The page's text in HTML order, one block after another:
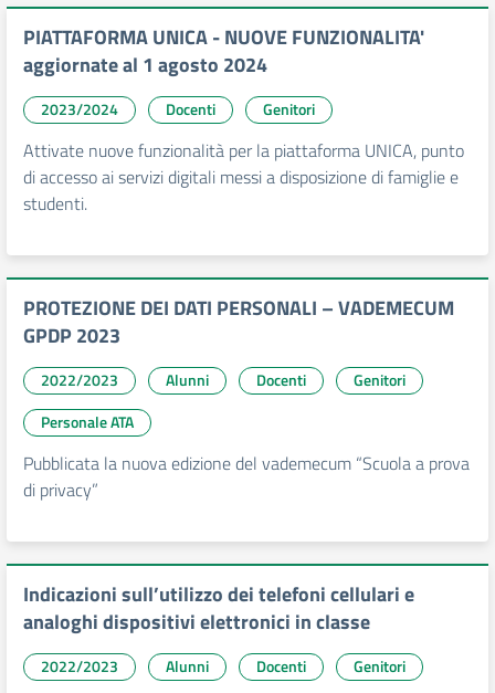
PIATTAFORMA UNICA - NUOVE FUNZIONALITA'
aggiornate al 1 agosto 2024
2023/2024 Docenti Genitori
Attivate nuove funzionalità per la piattaforma UNICA, punto
di accesso ai servizi digitali messi a disposizione di famiglie e
studenti.
PROTEZIONE DEI DATI PERSONALI – VADEMECUM
GPDP 2023
2022/2023 Alunni Docenti
Genitori
Personale ATA
Pubblicata la nuova edizione del vademecum “Scuola a prova
di privacy”
Indicazioni sull’utilizzo dei telefoni cellulari e
analoghi dispositivi elettronici in classe
2022/2023 Alunni Docenti Genitori